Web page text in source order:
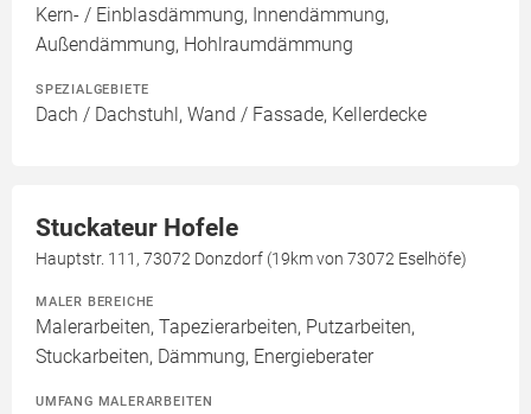
Kern- / Einblasdämmung, Innendämmung,
Außendämmung, Hohlraumdämmung
SPEZIALGEBIETE
Dach / Dachstuhl, Wand / Fassade, Kellerdecke
Stuckateur Hofele
Hauptstr. 111, 73072 Donzdorf (19km von 73072 Eselhöfe)
MALER BEREICHE
Malerarbeiten, Tapezierarbeiten, Putzarbeiten,
Stuckarbeiten, Dämmung, Energieberater
UMFANG MALERARBEITEN